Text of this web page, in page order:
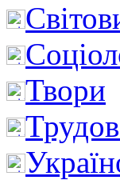
Твори